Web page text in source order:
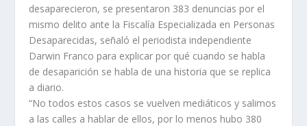
desaparecieron, se presentaron 383 denuncias por el
mismo delito ante la Fiscalía Especializada en Personas
Desaparecidas, señaló el periodista independiente
Darwin Franco para explicar por qué cuando se habla
de desaparición se habla de una historia que se replica
a diario.
“No todos estos casos se vuelven mediáticos y salimos
a las calles a hablar de ellos, por lo menos hubo 380